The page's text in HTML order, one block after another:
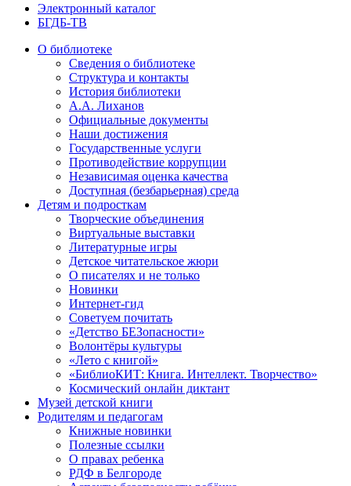
Электронный каталог
БГДБ-ТВ
О библиотеке
Сведения о библиотеке
Структура и контакты
История библиотеки
А.А. Лиханов
Официальные документы
Наши достижения
Государственные услуги
Противодействие коррупции
Независимая оценка качества
Доступная (безбарьерная) среда
Детям и подросткам
Творческие объединения
Виртуальные выставки
Литературные игры
Детское читательское жюри
О писателях и не только
Новинки
Интернет-гид
Советуем почитать
«Детство БЕЗопасности»
Волонтёры культуры
«Лето с книгой»
«БиблиоКИТ: Книга. Интеллект. Творчество»
Космический онлайн диктант
Музей детской книги
Родителям и педагогам
Книжные новинки
Полезные ссылки
О правах ребенка
РДФ в Белгороде